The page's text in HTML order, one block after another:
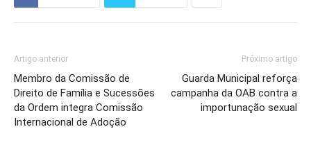
Artigo anterior
Membro da Comissão de
Direito de Família e Sucessões
da Ordem integra Comissão
Internacional de Adoção
Próximo artigo
Guarda Municipal reforça
campanha da OAB contra a
importunação sexual